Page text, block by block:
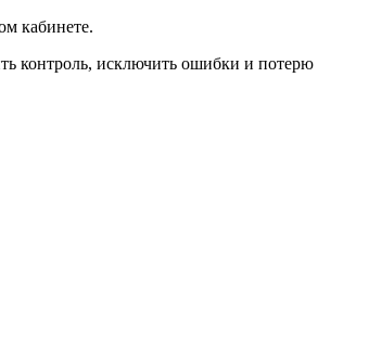
кабинете.
контроль, исключить ошибки и потерю